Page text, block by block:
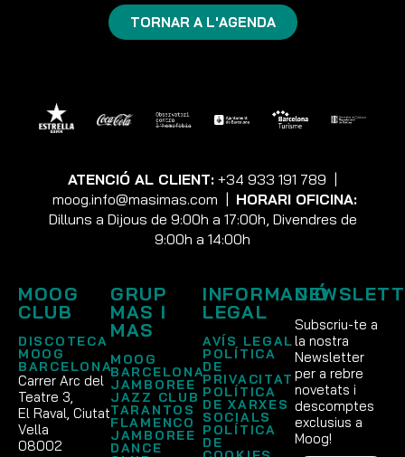
TORNAR A L'AGENDA
ATENCIÓ AL CLIENT: +34 933 191 789 |
moog.info@masimas.com | HORARI OFICINA:
Dilluns a Dijous de 9:00h a 17:00h, Divendres de
9:00h a 14:00h
MOOG
CLUB
DISCOTECA
MOOG
BARCELONA
Carrer Arc del
Teatre 3,
El Raval, Ciutat
Vella
08002
GRUP
MAS I
MAS
MOOG
BARCELONA
JAMBOREE
JAZZ CLUB
TARANTOS
FLAMENCO
JAMBOREE
DANCE
INFORMACIÓ
LEGAL
AVÍS LEGAL
POLÍTICA
DE
PRIVACITAT
POLÍTICA
DE XARXES
SOCIALS
POLÍTICA
DE
Subscriu-te a
la nostra
Newsletter
per a rebre
novetats i
descomptes
exclusius a
Moog!